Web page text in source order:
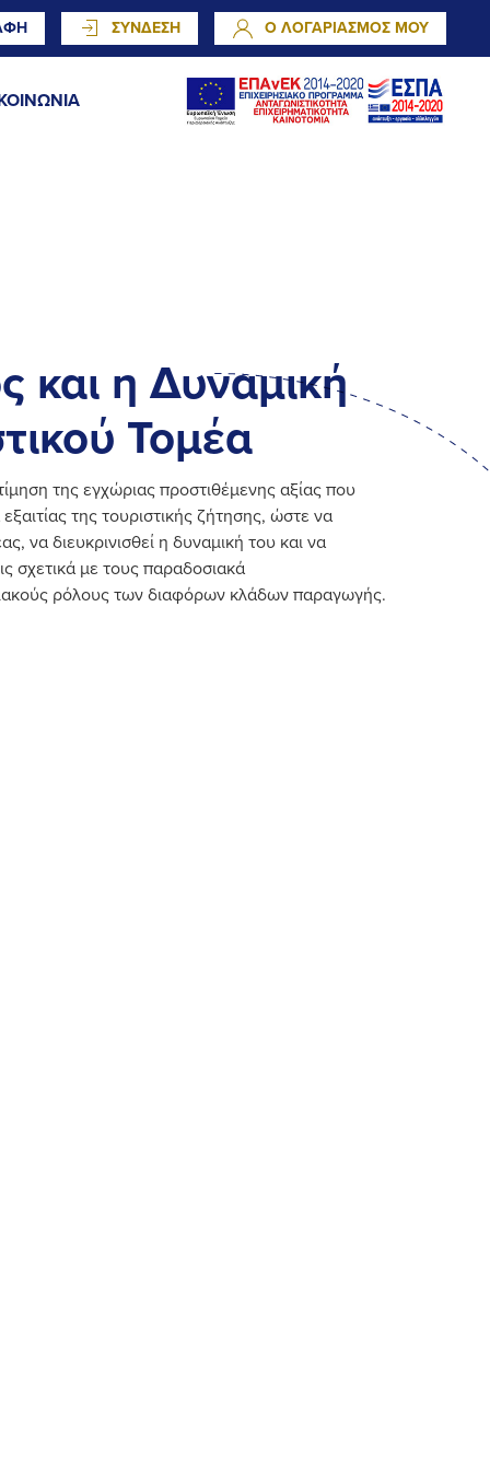
ΣΥΝΔΕΣΗ Ο ΛΟΓΑΡΙΑΣΜΟΣ ΜΟΥ
και η Δυναμική
Τομέα
της εγχώριας προστιθέμενης αξίας που
της τουριστικής ζήτησης, ώστε να
να διευκρινισθεί η δυναμική του και να
σχετικά με τους παραδοσιακά
ρόλους των διαφόρων κλάδων παραγωγής.